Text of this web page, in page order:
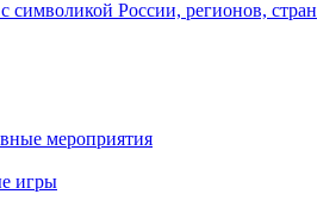
символикой России, регионов, стран
мероприятия
игры